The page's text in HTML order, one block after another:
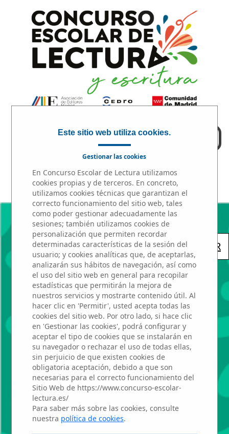
ACCESO PROFESORES
INICIO|PARTICIPA|PREMIOS
« VOLVER
FEDERICO
MORENO
TORROBA
Lola Navarro
Montero
Este sitio web utiliza cookies.
Gestionar las cookies
En Concurso Escolar de Lectura utilizamos
cookies propias y de terceros. En concreto,
utilizamos cookies técnicas que garantizan el
correcto funcionamiento del sitio web, tales
como poder gestionar adecuadamente las
sesiones; también utilizamos cookies de
personalización que permiten recordar
determinadas características de la sesión del
usuario; y cookies analíticas que, de aceptarlas,
analizarán sus hábitos de navegación, así como
el uso del sitio web en general para recopilar
estadísticas que permitirán la mejora de
nuestros servicios y mostrarte contenido útil. Al
hacer clic en 'Permitir', usted acepta todas las
cookies del sitio web. Por otro lado, si hace clic
en 'Gestionar las cookies', podrá configurar y
aceptar el tipo de cookies que se instalarán en
su navegador o rechazar el uso de todas ellas,
sin perjuicio de que existen cookies de
obligatoria aceptación, debido a que son
necesarias para el correcto funcionamiento del
Sitio Web de https://www.concurso-escolar-
lectura.es/
Para saber más sobre las cookies, consulte
nuestra política de cookies.